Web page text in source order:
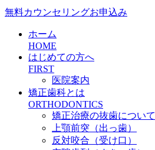
無料カウンセリングお申込み
ホーム
HOME
はじめての方へ
FIRST
医院案内
矯正歯科とは
ORTHODONTICS
矯正治療の抜歯について
上顎前突（出っ歯）
反対咬合（受け口）